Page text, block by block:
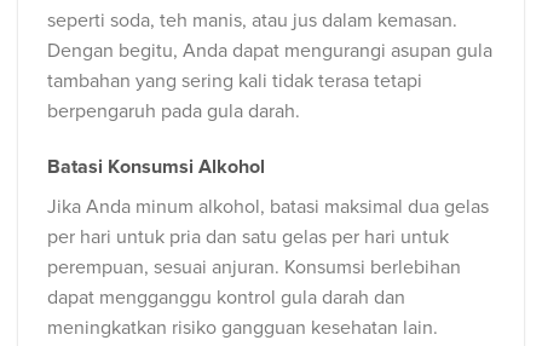
seperti soda, teh manis, atau jus dalam kemasan.
Dengan begitu, Anda dapat mengurangi asupan gula
tambahan yang sering kali tidak terasa tetapi
berpengaruh pada gula darah.
Batasi Konsumsi Alkohol
Jika Anda minum alkohol, batasi maksimal dua gelas
per hari untuk pria dan satu gelas per hari untuk
perempuan, sesuai anjuran. Konsumsi berlebihan
dapat mengganggu kontrol gula darah dan
meningkatkan risiko gangguan kesehatan lain.